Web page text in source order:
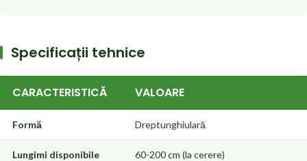
Specificații tehnice
CARACTERISTICĂ VALOARE
Formă Dreptunghiulară
Lungimi disponibile 60-200 cm (la cerere)